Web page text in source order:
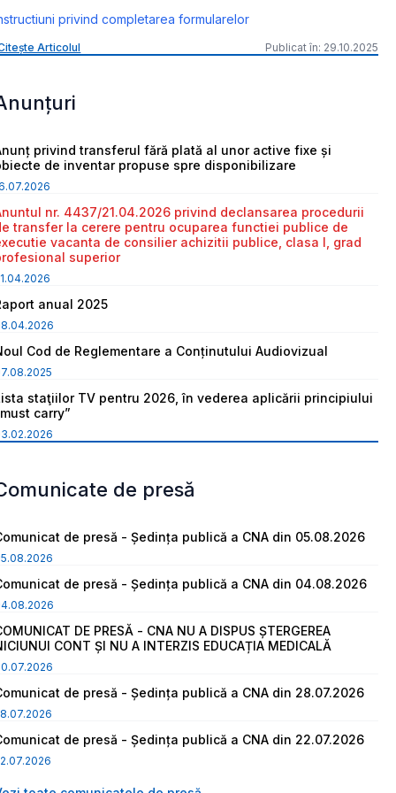
privind completarea formularelor
Articolul Publicat în: 29.10.2025
privind transferul fără plată al unor active fixe și
de inventar propuse spre disponibilizare
nr. 4437/21.04.2026 privind declansarea procedurii
transfer la cerere pentru ocuparea functiei publice de
vacanta de consilier achizitii publice, clasa I, grad
superior
anual 2025
Cod de Reglementare a Conținutului Audiovizual
staţiilor TV pentru 2026, în vederea aplicării principiului
carry”
de presă
de presă - Ședința publică a CNA din 05.08.2026
de presă - Ședința publică a CNA din 04.08.2026
DE PRESĂ - CNA NU A DISPUS ȘTERGEREA
CONT ȘI NU A INTERZIS EDUCAȚIA MEDICALĂ
de presă - Ședința publică a CNA din 28.07.2026
de presă - Ședința publică a CNA din 22.07.2026